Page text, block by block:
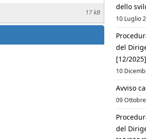
17 kB
dello
10 Luglio
del
[12/2025]
10
Avviso
09
del